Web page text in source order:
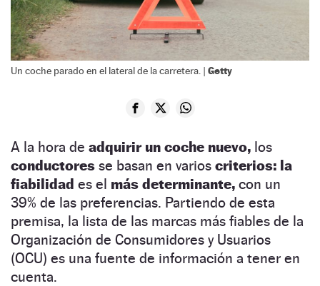
Un coche parado en el lateral de la carretera. | Getty
A la hora de adquirir un coche nuevo, los
conductores se basan en varios criterios: la
fiabilidad es el más determinante, con un
39% de las preferencias. Partiendo de esta
premisa, la lista de las marcas más fiables de la
Organización de Consumidores y Usuarios
(OCU) es una fuente de información a tener en
cuenta.